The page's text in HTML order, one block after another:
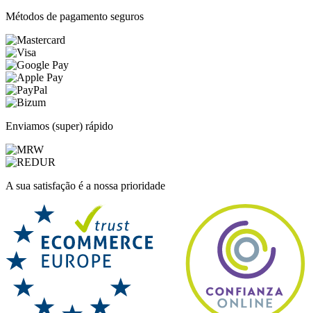
Métodos de pagamento seguros
Enviamos (super) rápido
A sua satisfação é a nossa prioridade